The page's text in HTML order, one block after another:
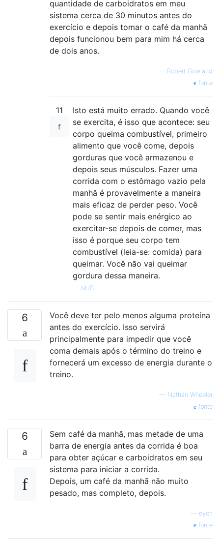
quantidade de carboidratos em meu
sistema cerca de 30 minutos antes do
exercício e depois tomar o café da manhã
depois funcionou bem para mim há cerca
de dois anos.
— Robert Gowland
fonte
11
Isto está muito errado. Quando você
se exercita, é isso que acontece: seu
corpo queima combustível, primeiro
alimento que você come, depois
gorduras que você armazenou e
depois seus músculos. Fazer uma
corrida com o estômago vazio pela
manhã é provavelmente a maneira
mais eficaz de perder peso. Você
pode se sentir mais enérgico ao
exercitar-se depois de comer, mas
isso é porque seu corpo tem
combustível (leia-se: comida) para
queimar. Você não vai queimar
gordura dessa maneira.
— MJB
6
Você deve ter pelo menos alguma proteína
antes do exercício. Isso servirá
principalmente para impedir que você
coma demais após o término do treino e
fornecerá um excesso de energia durante o
treino.
— Nathan Wheeler
fonte
6
Sem café da manhã, mas metade de uma
barra de energia antes da corrida é boa
para obter açúcar e carboidratos em seu
sistema para iniciar a corrida.
Depois, um café da manhã não muito
pesado, mas completo, depois.
eych
fonte